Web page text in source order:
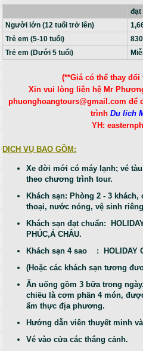
đạt
Người lớn (12 tuổi trở lên)
Trẻ em (5-10 tuổi)
Trẻ em (Dưới 5 tuổi)
(**Giá có thể thay
Xin vui lòng liên hệ Mr Phương
phuonghoangtours@gmail.com
trình Du lich
YH:
DỊCH VỤ BAO GỒM:
Xe đời mới có máy lạnh; vé
theo chương trình tour.
Khách sạn: Phòng 2 - 3
thoại, nước nóng, vệ sinh
Khách sạn đạt chuẩn:
PHÚC,Á CHÂU.
Khách sạn 4 sao : HOLIDAY
(Hoặc các khách sạn tương
Ăn uống gồm 3 bữa trong
chiều là cơm phần 4 món,
ẩm thực địa phương.
Hướng dẫn viên thuyết minh
Vé vào cửa các thắng cảnh.